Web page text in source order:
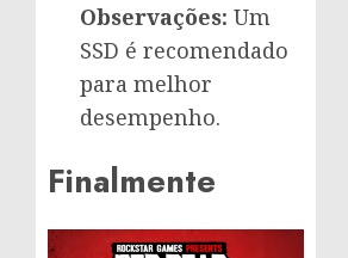
Observações: Um
SSD é recomendado
para melhor
desempenho.
Finalmente